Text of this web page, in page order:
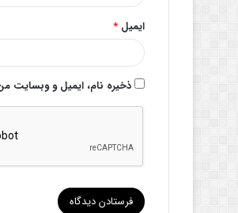
ایمیل *
ذخیره نام، ایمیل و وبسایت